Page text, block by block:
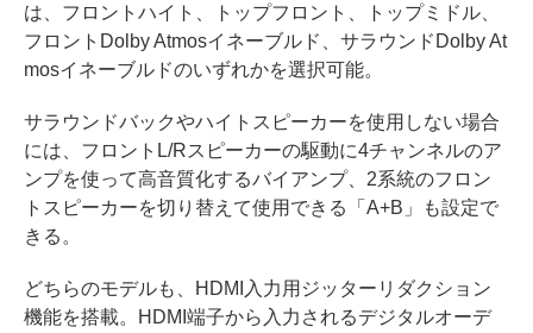
は、フロントハイト、トップフロント、トップミドル、
フロントDolby Atmosイネーブルド、サラウンドDolby At
mosイネーブルドのいずれかを選択可能。
サラウンドバックやハイトスピーカーを使用しない場合
には、フロントL/Rスピーカーの駆動に4チャンネルのア
ンプを使って高音質化するバイアンプ、2系統のフロン
トスピーカーを切り替えて使用できる「A+B」も設定で
きる。
どちらのモデルも、HDMI入力用ジッターリダクション
機能を搭載。HDMI端子から入力されるデジタルオーデ